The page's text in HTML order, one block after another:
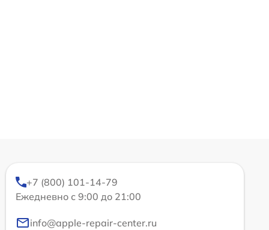
+7 (800) 101-14-79
Ежедневно с 9:00 до 21:00
info@apple-repair-center.ru